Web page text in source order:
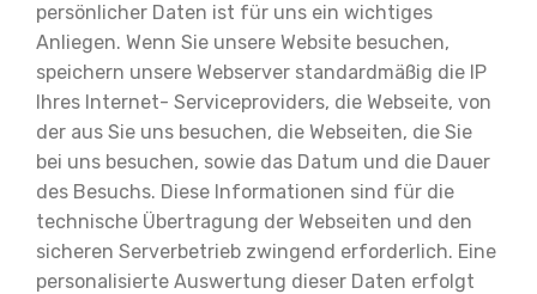
persönlicher Daten ist für uns ein wichtiges
Anliegen. Wenn Sie unsere Website besuchen,
speichern unsere Webserver standardmäßig die IP
Ihres Internet- Serviceproviders, die Webseite, von
der aus Sie uns besuchen, die Webseiten, die Sie
bei uns besuchen, sowie das Datum und die Dauer
des Besuchs. Diese Informationen sind für die
technische Übertragung der Webseiten und den
sicheren Serverbetrieb zwingend erforderlich. Eine
personalisierte Auswertung dieser Daten erfolgt